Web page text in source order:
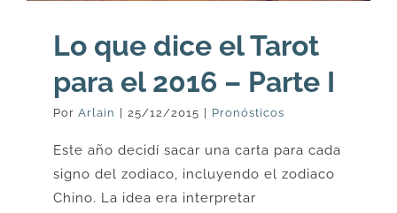
Lo que dice el Tarot
para el 2016 – Parte I
Por Arlain | 25/12/2015 | Pronósticos
Este año decidí sacar una carta para cada
signo del zodiaco, incluyendo el zodiaco
Chino. La idea era interpretar